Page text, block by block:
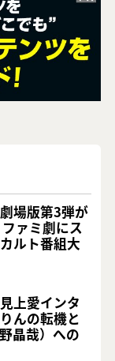
場版第3弾が
ァミ劇にス
ルト番組大
上愛インタ
んの転機と
晶哉）への